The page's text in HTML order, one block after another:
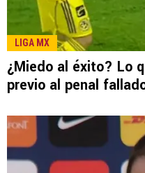
LIGA MX
¿Miedo al éxito? Lo
previo al penal